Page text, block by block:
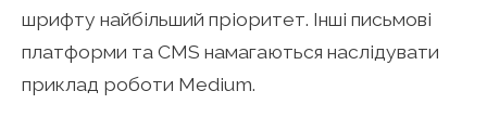
шрифту найбільший пріоритет. Інші письмові
платформи та CMS намагаються наслідувати
приклад роботи Medium.